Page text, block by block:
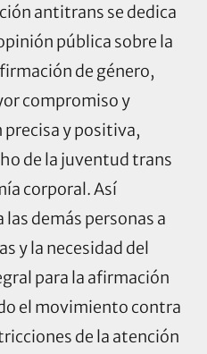
antitrans se dedica
pública sobre la
de género,
compromiso y
y positiva,
de la juventud trans
corporal. Así
demás personas a
y la necesidad del
para la afirmación
el movimiento contra
de la atención